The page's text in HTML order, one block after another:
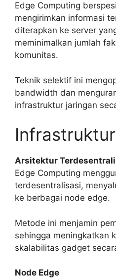
Edge Computing
mengirimkan informasi
diterapkan ke server
meminimalkan jumlah
komunitas.
Teknik selektif ini
bandwidth dan
infrastruktur jaringan
Arsitektur
Edge Computing
terdesentralisasi,
ke berbagai node edge.
Metode ini menjamin
sehingga meningkatkan
skalabilitas gadget
Node Edge